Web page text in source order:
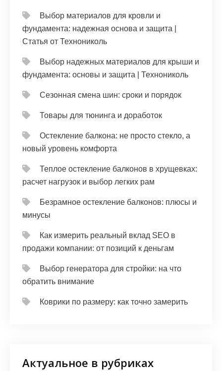
Выбор материалов для кровли и
фундамента: надежная основа и защита |
Статья от Технониколь
Выбор надежных материалов для крыши и
фундамента: основы и защита | Технониколь
Сезонная смена шин: сроки и порядок
Товары для тюнинга и доработок
Остекление балкона: не просто стекло, а
новый уровень комфорта
Теплое остекление балконов в хрущевках:
расчет нагрузок и выбор легких рам
Безрамное остекление балконов: плюсы и
минусы
Как измерить реальный вклад SEO в
продажи компании: от позиций к деньгам
Выбор генератора для стройки: на что
обратить внимание
Коврики по размеру: как точно замерить
Актуальное в рубриках